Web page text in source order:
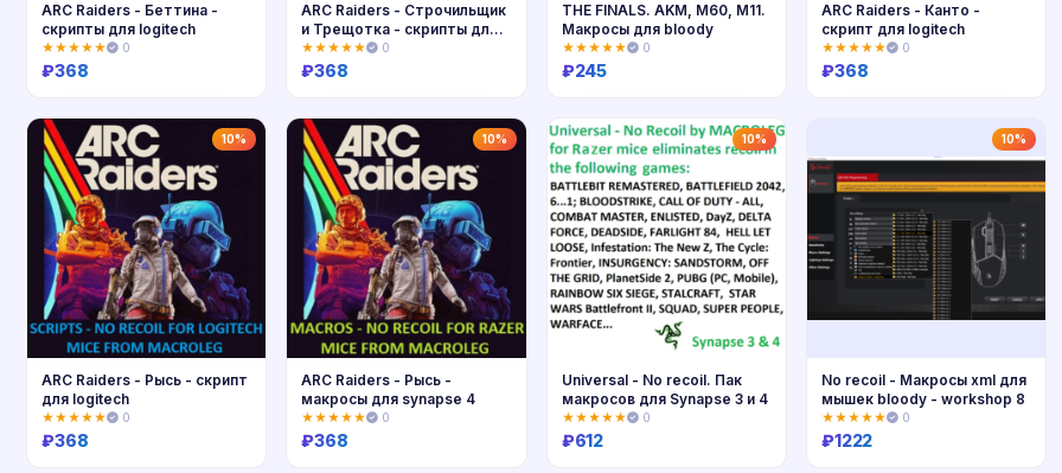
Купить
ARC Raiders - Беттина -
скрипты для logitech
★★★★★ 0
₽368
Купить
ARC Raiders - Строчильщик
и Трещотка - скрипты для
logitech
★★★★★ 0
₽368
Купить
THE FINALS. AKM, M60, M11.
Макросы для bloody
★★★★★ 0
₽245
ARC Raiders - Канто -
скрипт для logitech
★★★★★ 0
₽368
10%
ARC Raiders - Рысь - скрипт
для logitech
★★★★★ 0
₽368
10%
ARC Raiders - Рысь -
макросы для synapse 4
★★★★★ 0
₽368
10%
Universal - No recoil. Пак
макросов для Synapse 3 и 4
★★★★★ 0
₽612
10%
No recoil - Макросы xml для
мышек bloody - workshop 8
★★★★★ 0
₽1222